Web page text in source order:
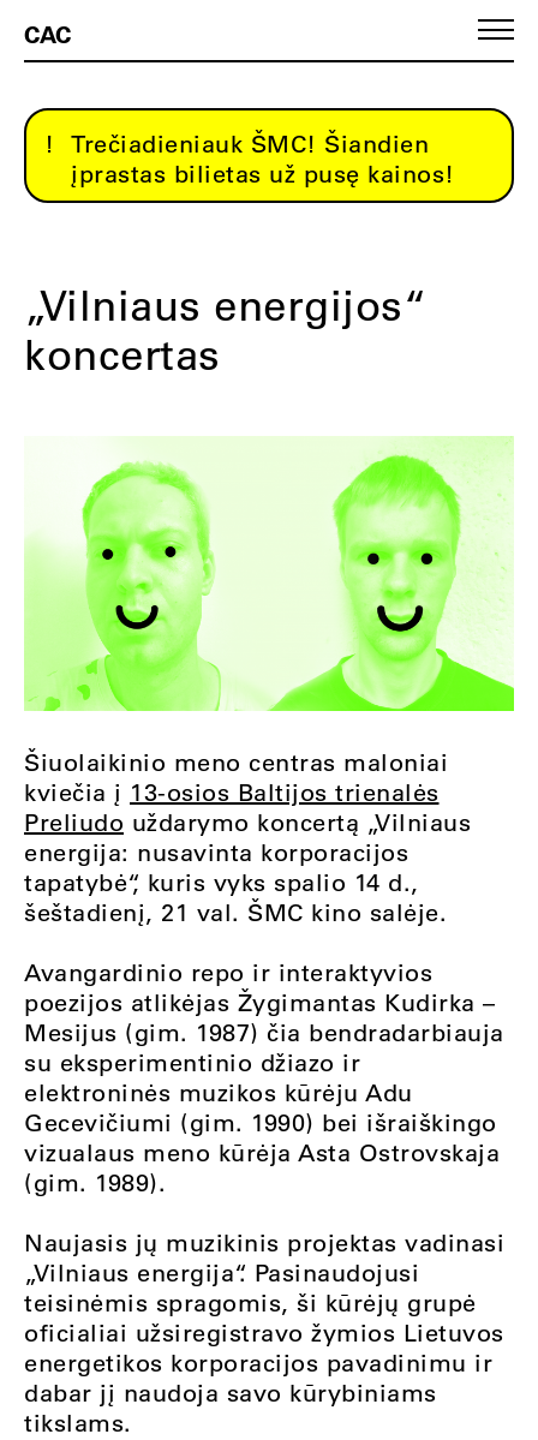
CAC
Trečiadieniauk ŠMC! Šiandien
įprastas bilietas už pusę kainos!
„Vilniaus energijos“
koncertas
Šiuolaikinio meno centras maloniai
kviečia į 13-osios Baltijos trienalės
Preliudo uždarymo koncertą „Vilniaus
energija: nusavinta korporacijos
tapatybė“, kuris vyks spalio 14 d.,
šeštadienį, 21 val. ŠMC kino salėje.
Avangardinio repo ir interaktyvios
poezijos atlikėjas Žygimantas Kudirka –
Mesijus (gim. 1987) čia bendradarbiauja
su eksperimentinio džiazo ir
elektroninės muzikos kūrėju Adu
Gecevičiumi (gim. 1990) bei išraiškingo
vizualaus meno kūrėja Asta Ostrovskaja
(gim. 1989).
Naujasis jų muzikinis projektas vadinasi
„Vilniaus energija“. Pasinaudojusi
teisinėmis spragomis, ši kūrėjų grupė
oficialiai užsiregistravo žymios Lietuvos
energetikos korporacijos pavadinimu ir
dabar jį naudoja savo kūrybiniams
tikslams.